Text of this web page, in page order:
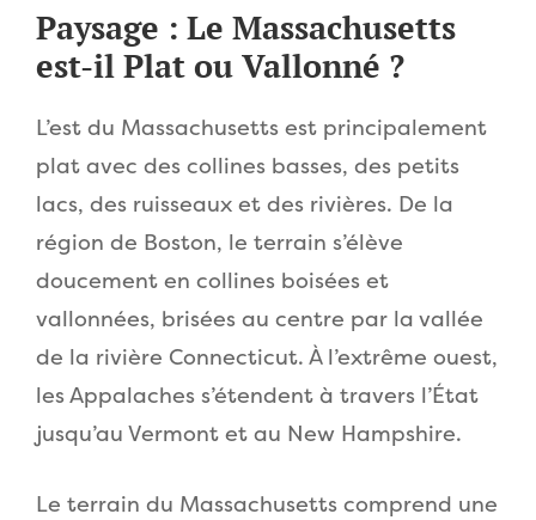
Paysage : Le Massachusetts
est-il Plat ou Vallonné ?
L’est du Massachusetts est principalement
plat avec des collines basses, des petits
lacs, des ruisseaux et des rivières. De la
région de Boston, le terrain s’élève
doucement en collines boisées et
vallonnées, brisées au centre par la vallée
de la rivière Connecticut. À l’extrême ouest,
les Appalaches s’étendent à travers l’État
jusqu’au Vermont et au New Hampshire.
Le terrain du Massachusetts comprend une